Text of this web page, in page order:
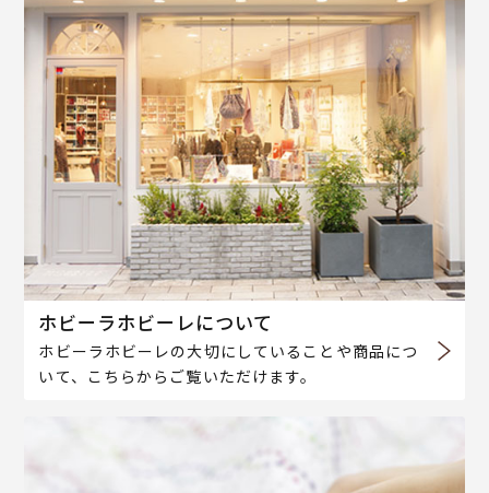
ホビーラホビーレについて
ホビーラホビーレの大切にしていることや商品につ
いて、こちらからご覧いただけます。